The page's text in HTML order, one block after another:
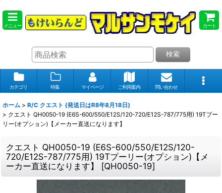
メニュー カート
検索
カテゴリ 特集 マイページ ご利用案内 問い合わせ
ホーム > R/C クエスト (発送日はR8年8月18日)
> クエスト QH0050-19 (E6S-600/550/E12S/120-720/E12S-787/775用) 19Tプー
リー(オプション)【メーカー直送になります】
クエスト QH0050-19 (E6S-600/550/E12S/120-
720/E12S-787/775用) 19Tプーリー(オプション)【メ
ーカー直送になります】
[QH0050-19]